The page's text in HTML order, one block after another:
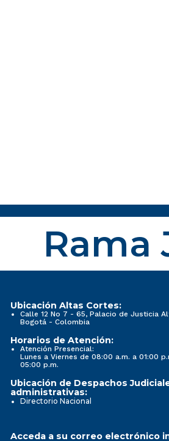
Rama
Ubicación Altas Cortes:
Calle 12 No 7 - 65, Palacio de Justicia
Bogotá - Colombia
Horarios de Atención:
Atención Presencial:
Lunes a Viernes de 08:00 a.m. a 01:00
05:00 p.m.
Ubicación de Despachos
administrativas:
Directorio Nacional
Acceda a su correo electrónico